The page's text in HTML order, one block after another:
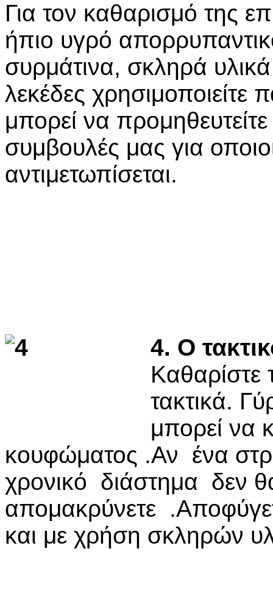
Για τον καθαρισμό της
ήπιο υγρό
συρμάτινα, σκληρά
λεκέδες χρησιμοποιείτε
μπορεί να
συμβουλές μας για
αντιμετωπίσεται.
4. Ο
τακτικά.
μπορεί να
κουφώματος .Αν ένα
χρονικό διάστημα δεν
απομακρύνετε
και με χρήση σκληρών